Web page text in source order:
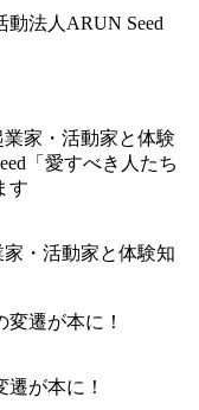
動法人ARUN Seed
・活動家と体験知
が本に！